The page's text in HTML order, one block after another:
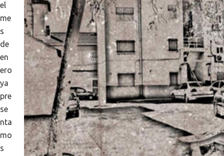
el
me
s
de
en
ero
ya
pre
se
nta
mo
s